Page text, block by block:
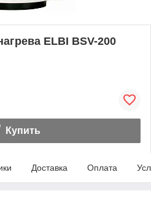
ELBI BSV-200
Купить
Доставка Оплата